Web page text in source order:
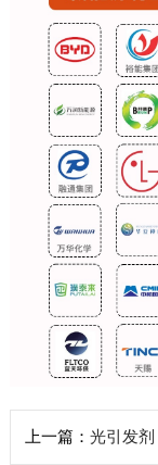
上一篇： 光引发剂